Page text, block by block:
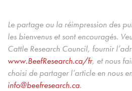
Le partage ou la réimpression des
les bienvenus et sont encouragés.
Cattle Research Council, fournir
www.BeefResearch.ca/fr, et nous
choisi de partager l’article en nous
info@beefresearch.ca.